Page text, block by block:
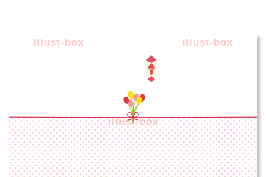
illust-box
illust-box illust-box